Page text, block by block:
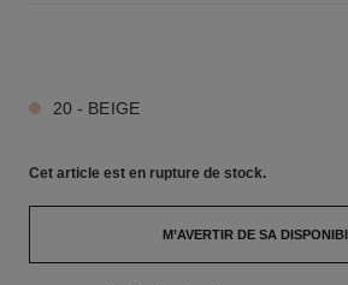
20 - BEIGE
Cet article est en rupture de stock.
M’AVERTIR DE SA